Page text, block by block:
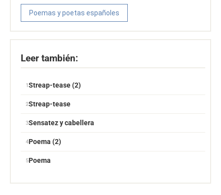
Poemas y poetas españoles
Leer también:
Streap-tease (2)
Streap-tease
Sensatez y cabellera
Poema (2)
Poema